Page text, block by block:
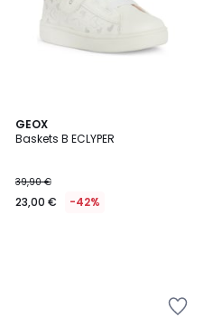
GEOX
Baskets B ECLYPER
39,90 €
23,00 € -42%